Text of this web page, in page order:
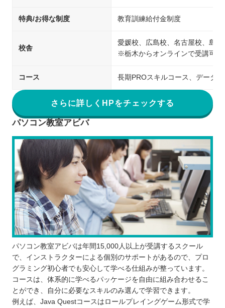
特典/お得な制度 教育訓練給付金制度
校舎
愛媛校、広島校、名古屋校、島根
※栃木からオンラインで受講可能
コース 長期PROスキルコース、データ
さらに詳しくHPをチェックする
パソコン教室アビバ
パソコン教室アビバは年間15,000人以上が受講するスクール
で、インストラクターによる個別のサポートがあるので、プロ
グラミング初心者でも安心して学べる仕組みが整っています。
コースは、体系的に学べるパッケージを自由に組み合わせるこ
とができ、自分に必要なスキルのみ選んで学習できます。
例えば、Java Questコースはロールプレイングゲーム形式で学